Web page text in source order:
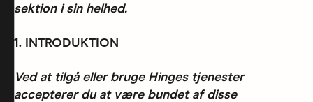
sektion i sin helhed.
1. INTRODUKTION
Ved at tilgå eller bruge Hinges tjenester
accepterer du at være bundet af disse